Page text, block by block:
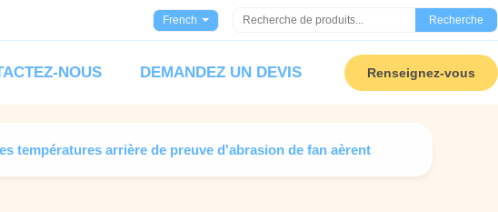
French Recherche
NOUS DEMANDEZ UN DEVIS Renseignez-vous
températures arrière de preuve d'abrasion de fan aèrent